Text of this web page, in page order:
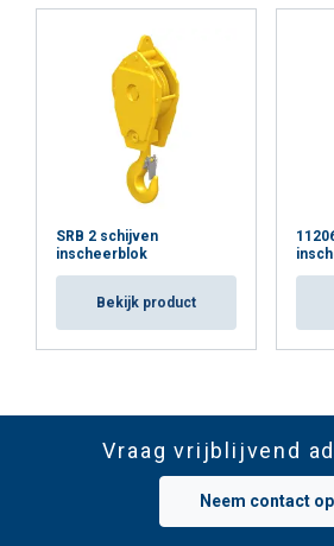
SRB 2 schijven
inscheerblok
Bekijk product
Vraag vrijblijvend
Neem contact op